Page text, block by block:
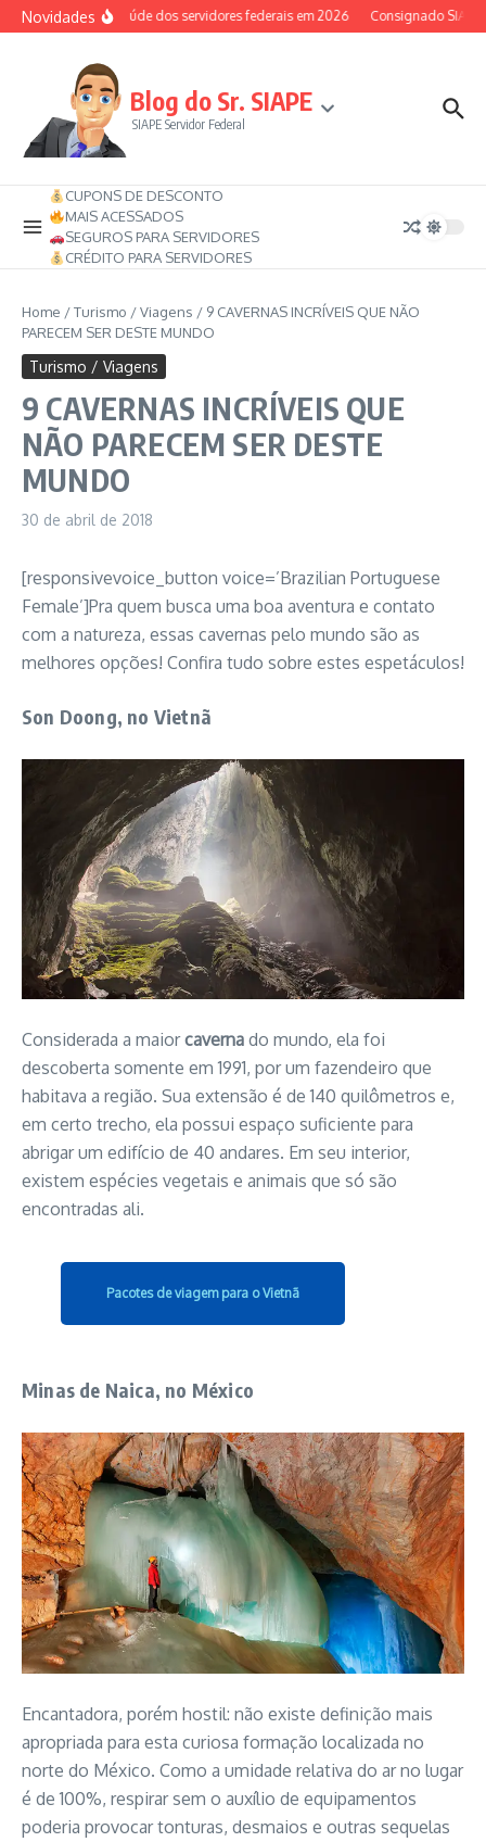
Ir para o conteúdo
NovidadesAuxílio-saúde dos servidores federais em 2026 Consignado SIAPE
Blog do Sr. SIAPE
SIAPE Servidor Federal
CUPONS DE DESCONTO
MAIS ACESSADOS
SEGUROS PARA SERVIDORES
CRÉDITO PARA SERVIDORES
Home /Turismo / Viagens / 9 CAVERNAS INCRÍVEIS QUE NÃO
PARECEM SER DESTE MUNDO
Turismo / Viagens
9 CAVERNAS INCRÍVEIS QUE
NÃO PARECEM SER DESTE
MUNDO
30 de abril de 2018
[responsivevoice_button voice=’Brazilian Portuguese
Female’]Pra quem busca uma boa aventura e contato
com a natureza, essas cavernas pelo mundo são as
melhores opções! Confira tudo sobre estes espetáculos!
Son Doong, no Vietnã
Considerada a maiorcaverna do mundo, ela foi
descoberta somente em 1991, por um fazendeiro que
habitava a região. Sua extensão é de 140 quilômetros e,
em certo trecho, ela possui espaço suficiente para
abrigar um edifício de 40 andares. Em seu interior,
existem espécies vegetais e animais que só são
encontradas ali.
Pacotes de viagem para o Vietnã
Minas de Naica, no México
Encantadora, porém hostil: não existe definição mais
apropriada para esta curiosa formação localizada no
norte do México. Como a umidade relativa do ar no lugar
é de 100%, respirar sem o auxílio de equipamentos
poderia provocar tonturas, desmaios e outras sequelas